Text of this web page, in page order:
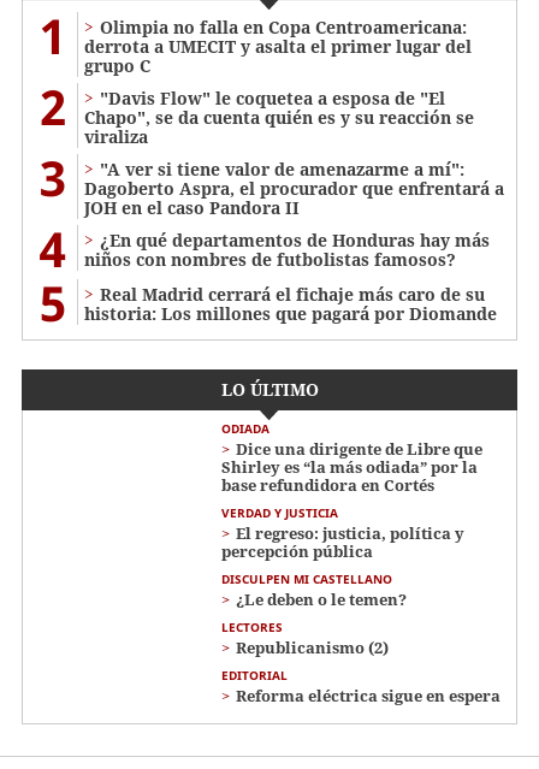
1
Olimpia no falla en Copa Centroamericana:
derrota a UMECIT y asalta el primer lugar del
grupo C
2
"Davis Flow" le coquetea a esposa de "El
Chapo", se da cuenta quién es y su reacción se
viraliza
3
"A ver si tiene valor de amenazarme a mí":
Dagoberto Aspra, el procurador que enfrentará a
JOH en el caso Pandora II
4
¿En qué departamentos de Honduras hay más
niños con nombres de futbolistas famosos?
5
Real Madrid cerrará el fichaje más caro de su
historia: Los millones que pagará por Diomande
LO ÚLTIMO
ODIADA
Dice una dirigente de Libre que
Shirley es “la más odiada” por la
base refundidora en Cortés
VERDAD Y JUSTICIA
El regreso: justicia, política y
percepción pública
DISCULPEN MI CASTELLANO
¿Le deben o le temen?
LECTORES
Republicanismo (2)
EDITORIAL
Reforma eléctrica sigue en espera